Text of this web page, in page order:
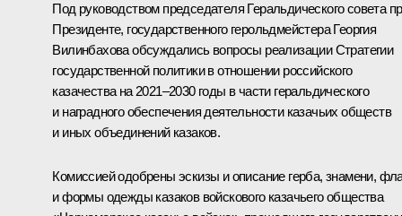
Под руководством председателя Геральдического совета
Президенте, государственного герольдмейстера Георгия
Вилинбахова обсуждались вопросы реализации Стратегии
государственной политики в отношении российского
казачества на 2021–2030 годы в части геральдического
и наградного обеспечения деятельности казачьих обществ
и иных объединений казаков.
Комиссией одобрены эскизы и описание герба, знамени,
и формы одежды казаков войскового казачьего общества